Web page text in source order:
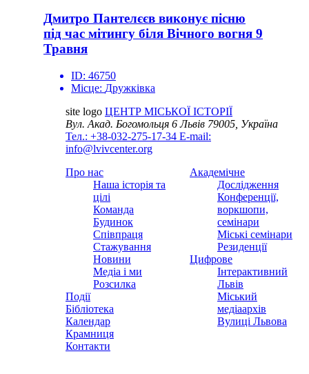
Дмитро Пантелєєв виконує пісню
під час мітингу біля Вічного вогня 9
Травня
ID: 46750
Місце: Дружківка
site logo ЦЕНТР МІСЬКОЇ ІСТОРІЇ
Вул. Акад. Богомольця 6Львів 79005, Україна
Тел.: +38-032-275-17-34 E-mail:
info@lvivcenter.org
Про нас
Наша історія та
цілі
Команда
Будинок
Співпраця
Стажування
Новини
Медіа і ми
Розсилка
Події
Бібліотека
Календар
Крамниця
Контакти
Академічне
Дослідження
Конференції,
воркшопи,
семінари
Міські семінари
Резиденції
Цифрове
Інтерактивний
Львів
Міський
медіаархів
Вулиці Львова